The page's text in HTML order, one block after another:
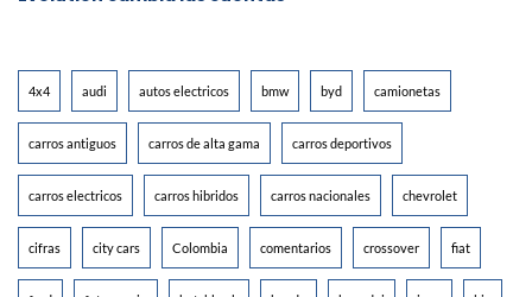
4x4 audi autos electricos bmw byd camionetas
carros antiguos carros de alta gama carros deportivos
carros electricos carros hibridos carros nacionales chevrolet
cifras city cars Colombia comentarios crossover fiat